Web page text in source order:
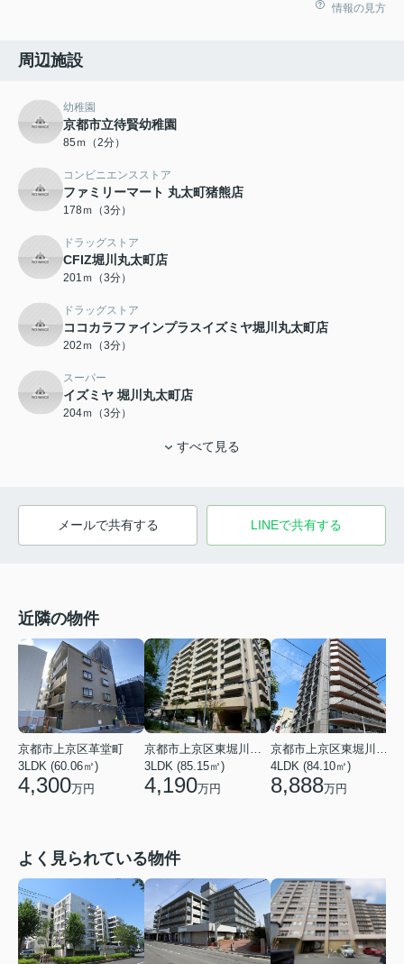
情報の見方
周辺施設
幼稚園
京都市立待賢幼稚園
85ｍ（2分）
コンビニエンスストア
ファミリーマート 丸太町猪熊店
178ｍ（3分）
ドラッグストア
CFIZ堀川丸太町店
201ｍ（3分）
ドラッグストア
ココカラファインプラスイズミヤ堀川丸太町店
202ｍ（3分）
スーパー
イズミヤ 堀川丸太町店
204ｍ（3分）
すべて見る
メールで共有する LINEで共有する
近隣の物件
京都市上京区革堂町
3LDK (60.06㎡)
4,300万円
3LDK (85.15㎡)
4,190万円
4LDK (84.10㎡)
8,888万円
よく見られている物件